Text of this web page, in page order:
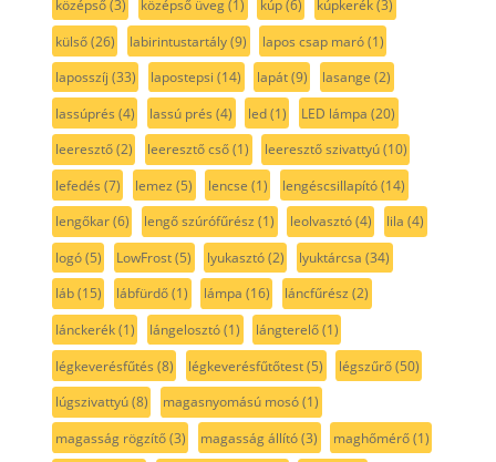
középső(3) középső üveg(1) kúp(6) kúpkerék(3)
külső(26) labirintustartály(9) lapos csap maró(1)
laposszíj (33) lapostepsi (14) lapát(9) lasange (2)
lassúprés (4) lassú prés (4) led(1) LED lámpa (20)
leeresztő(2) leeresztő cső(1) leeresztő szivattyú(10)
lefedés (7) lemez (5) lencse (1) lengéscsillapító(14)
lengőkar(6) lengő szúrófűrész (1) leolvasztó(4) lila (4)
logó(5) LowFrost(5) lyukasztó(2) lyuktárcsa (34)
láb(15) lábfürdő(1) lámpa (16) láncfűrész (2)
lánckerék(1) lángelosztó(1) lángterelő(1)
légkeverésfűtés (8) légkeverésfűtőtest(5) légszűrő(50)
lúgszivattyú(8) magasnyomású mosó(1)
magasság rögzítő(3) magasság állító(3) maghőmérő(1)